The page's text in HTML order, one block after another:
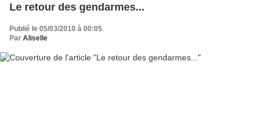
Le retour des gendarmes...
Publié le 05/03/2010 à 00:05
Par Aliselle